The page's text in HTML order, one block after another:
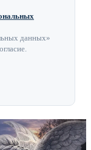
данных»